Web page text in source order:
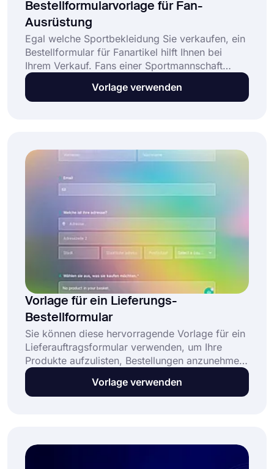
Bestellformularvorlage für Fan-
Ausrüstung
Egal welche Sportbekleidung Sie verkaufen, ein
Bestellformular für Fanartikel hilft Ihnen bei
Ihrem Verkauf. Fans einer Sportmannschaft
suchen jede Gelegenheit, ihre Liebe zu ihren
Mannschaften zu zeigen. Und meistens ist das
Vorlage verwenden
Vorlage für ein Lieferungs-
Bestellformular
Sie können diese hervorragende Vorlage für ein
Lieferauftragsformular verwenden, um Ihre
Produkte aufzulisten, Bestellungen anzunehmen
und Online-Zahlungen über vertrauenswürdige
Zahlungsgateways wie PayPal und Stripe zu
wünschen. Es ist auch völlig kostenlos zu
verwenden und erfordert keine
Vorlage verwenden